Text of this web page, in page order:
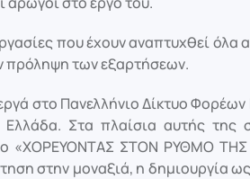
που έχουν αναπτυχθεί όλα
πρόληψη των εξαρτήσεων.
στο Πανελλήνιο Δίκτυο
Στα πλαίσια αυτής της
«ΧΟΡΕΥΟΝΤΑΣ ΣΤΟΝ ΡΥΘΜΟ
στην μοναξιά, η δημιουργία